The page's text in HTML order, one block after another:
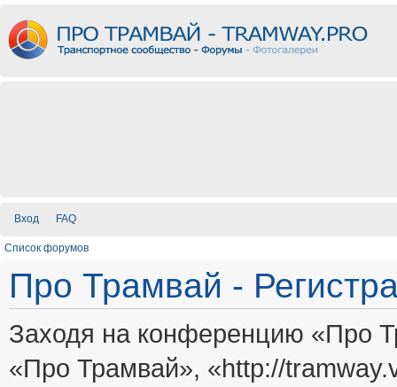
Вход FAQ
Список форумов
Про Трамвай -
Заходя на конференцию «Про
«Про Трамвай», «http://